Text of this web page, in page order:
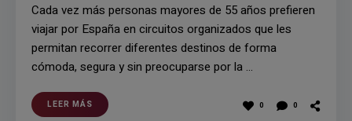
Cada vez más personas mayores de 55 años prefieren
viajar por España en circuitos organizados que les
permitan recorrer diferentes destinos de forma
cómoda, segura y sin preocuparse por la …
LEER MÁS 0 0